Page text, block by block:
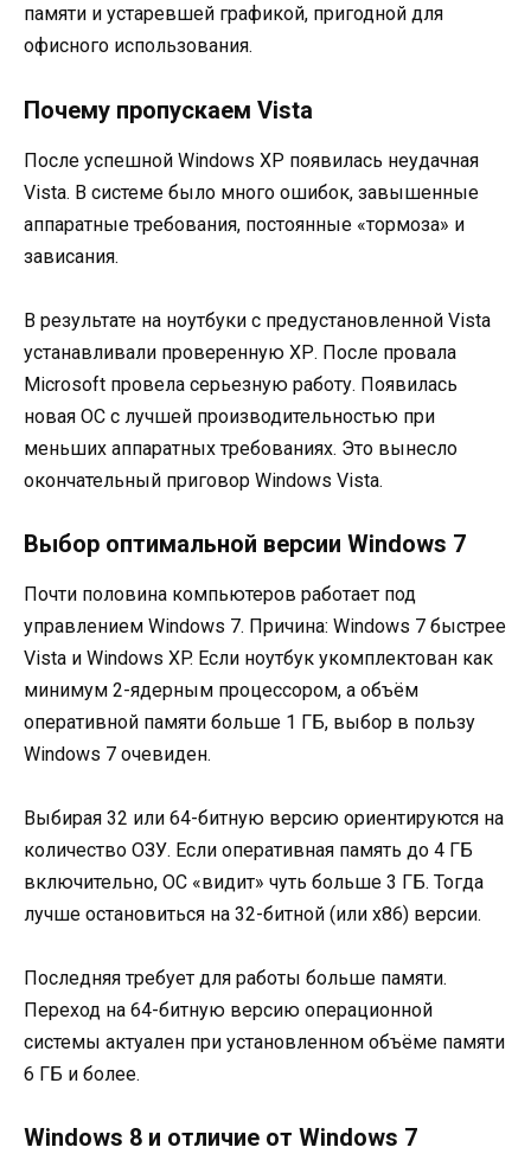
памяти и устаревшей графикой, пригодной для
офисного использования.
Почему пропускаем Vista
После успешной Windows ХР появилась неудачная
Vista. В системе было много ошибок, завышенные
аппаратные требования, постоянные «тормоза» и
зависания.
В результате на ноутбуки с предустановленной Vista
устанавливали проверенную ХР. После провала
Microsoft провела серьезную работу. Появилась
новая ОС с лучшей производительностью при
меньших аппаратных требованиях. Это вынесло
окончательный приговор Windows Vista.
Выбор оптимальной версии Windows 7
Почти половина компьютеров работает под
управлением Windows 7. Причина: Windows 7 быстрее
Vista и Windows XP. Если ноутбук укомплектован как
минимум 2-ядерным процессором, а объём
оперативной памяти больше 1 ГБ, выбор в пользу
Windows 7 очевиден.
Выбирая 32 или 64-битную версию ориентируются на
количество ОЗУ. Если оперативная память до 4 ГБ
включительно, ОС «видит» чуть больше 3 ГБ. Тогда
лучше остановиться на 32-битной (или х86) версии.
Последняя требует для работы больше памяти.
Переход на 64-битную версию операционной
системы актуален при установленном объёме памяти
6 ГБ и более.
Windows 8 и отличие от Windows 7